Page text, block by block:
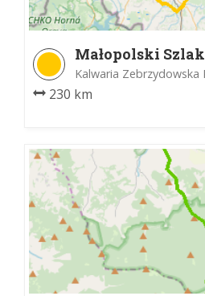
Małopolski
Kalwaria Zebrzydowska
230 km